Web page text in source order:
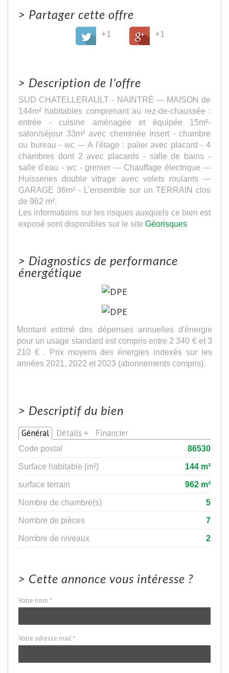
> Partager cette offre
+1 +1
> Description de l'offre
SUD CHATELLERAULT - NAINTRÉ --- MAISON de
144m² habitables comprenant au rez-de-chaussée :
entrée - cuisine aménagée et équipée 15m²-
salon/séjour 33m² avec cheminée Insert - chambre
ou bureau - wc --- A l'étage : palier avec placard - 4
chambres dont 2 avec placards - salle de bains -
salle d'eau - wc - grenier --- Chauffage électrique ---
Huisseries double vitrage avec volets roulants ---
GARAGE 36m² - L'ensemble sur un TERRAIN clos
de 962 m².
Les informations sur les risques auxquels ce bien est
exposé sont disponibles sur le site Géorisques
> Diagnostics de performance
énergétique
Montant estimé des dépenses annuelles d'énergie
pour un usage standard est compris entre 2 340 € et 3
210 € . Prix moyens des énergies indexés sur les
années 2021, 2022 et 2023 (abonnements compris).
> Descriptif du bien
Général Détails + Financier
Code postal
86530
Surface habitable (m²)
144 m²
surface terrain
962 m²
Nombre de chambre(s)
5
Nombre de pièces
7
Nombre de niveaux
2
> Cette annonce vous intéresse ?
Votre nom *
Votre adresse mail *